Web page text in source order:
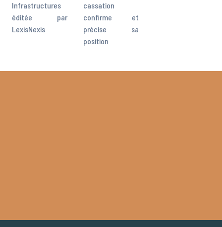
Infrastructures
éditée par
LexisNexis
cassation
confirme et
précise sa
position